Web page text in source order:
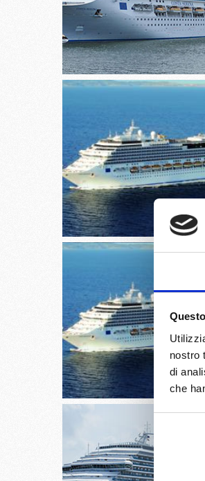
nostro
di
che
del
consenso